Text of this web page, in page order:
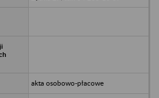
akta osobowo-płacowe